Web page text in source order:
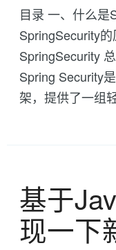
目录 一、什么是
SpringSecurity
SpringSecurity
Spring Security
架，提供了一组
基于
现一下